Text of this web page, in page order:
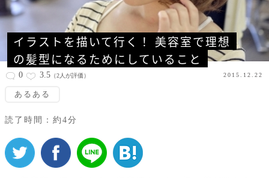
イラストを描いて行く！ 美容室で理想
の髪型になるためにしていること
0 3.5 （2人が評価） 2015.12.22
あるある
読了時間：約4分